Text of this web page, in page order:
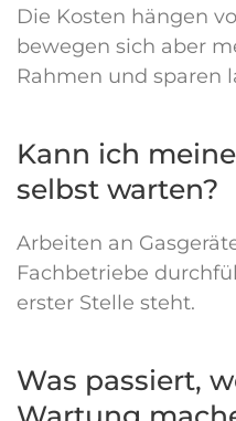
Die Kosten hängen
bewegen sich aber
Rahmen und sparen
Kann ich
selbst warten?
Arbeiten an
Fachbetriebe
erster Stelle steht.
Was passiert,